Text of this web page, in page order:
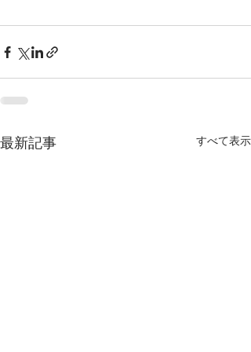
最新記事 すべて表示